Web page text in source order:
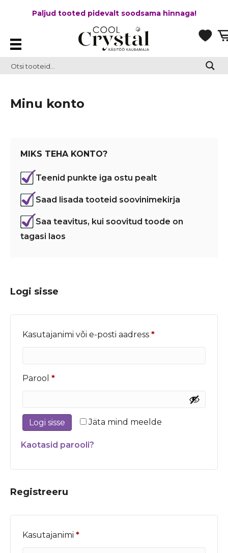
Paljud tooted pidevalt soodsama hinnaga!
Minu konto
MIKS TEHA KONTO?
Teenid punkte iga ostu pealt
Saad lisada tooteid soovinimekirja
Saa teavitus, kui soovitud toode on
tagasi laos
Logi sisse
Kasutajanimi või e-posti aadress *Nõutud
Parool *Nõutud
Jäta mind meelde
Logi sisse
Kaotasid parooli?
Registreeru
Kasutajanimi *Nõutud